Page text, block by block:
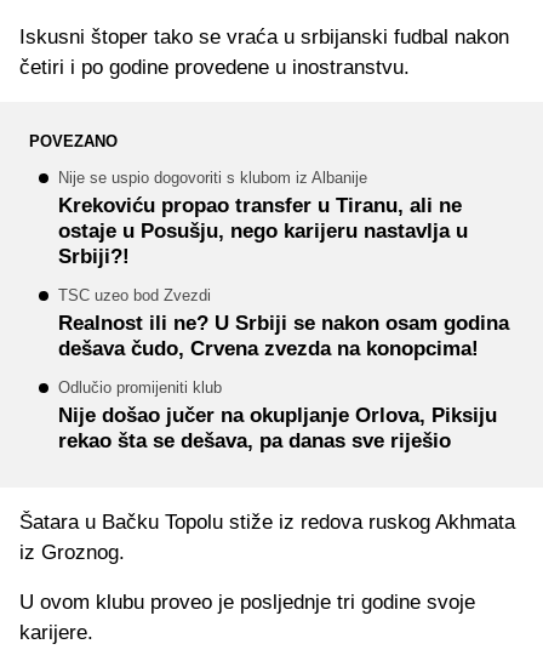
Iskusni štoper tako se vraća u srbijanski fudbal nakon
četiri i po godine provedene u inostranstvu.
POVEZANO
Nije se uspio dogovoriti s klubom iz Albanije
Krekoviću propao transfer u Tiranu, ali ne
ostaje u Posušju, nego karijeru nastavlja u
Srbiji?!
TSC uzeo bod Zvezdi
Realnost ili ne? U Srbiji se nakon osam godina
dešava čudo, Crvena zvezda na konopcima!
Odlučio promijeniti klub
Nije došao jučer na okupljanje Orlova, Piksiju
rekao šta se dešava, pa danas sve riješio
Šatara u Bačku Topolu stiže iz redova ruskog Akhmata
iz Groznog.
U ovom klubu proveo je posljednje tri godine svoje
karijere.